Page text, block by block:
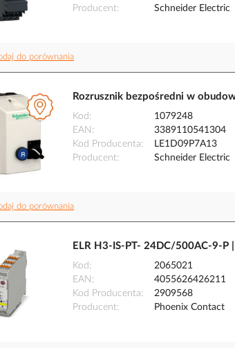
Producent
Schneider Electric
do porównania
Rozrusznik bezpośredni w
Kod
1079248
EAN
3389110541304
Kod Producenta
LE1D09P7A13
Producent
Schneider Electric
do porównania
ELR H3-IS-PT- 24DC/500AC-9-
Kod
2065021
EAN
4055626426211
Kod Producenta
2909568
Producent
Phoenix Contact